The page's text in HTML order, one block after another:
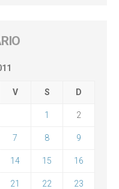
V S D
1 2
7 8 9
14 15 16
21 22 23